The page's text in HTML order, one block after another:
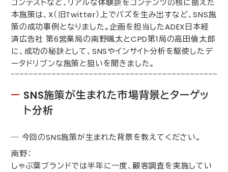
コンテストなど、リアルな体験談をコンテンツの核に据えた
本施策は、 X（旧Twitter）上でバズを生み出すなど、SNS施
策の成功事例となりました。企画を担当したADEX日本経
済広告社 第6営業局の南野颯太とCPD第1局の高田倫太郎
に、成功の秘訣として、 SNSやインサイト分析を駆使したデ
ータドリブンな施策と狙いを聞きました。
SNS施策が生まれた市場背景とターゲッ
ト分析
― 今回のSNS施策が生まれた背景を教えてください。
南野：
しゃぶ葉ブランドでは半年に一度、顧客調査を実施してい